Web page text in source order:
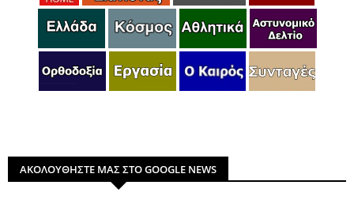
ΑΚΟΛΟΥΘΗΣΤΕ ΜΑΣ ΣΤΟ GOOGLE NEWS